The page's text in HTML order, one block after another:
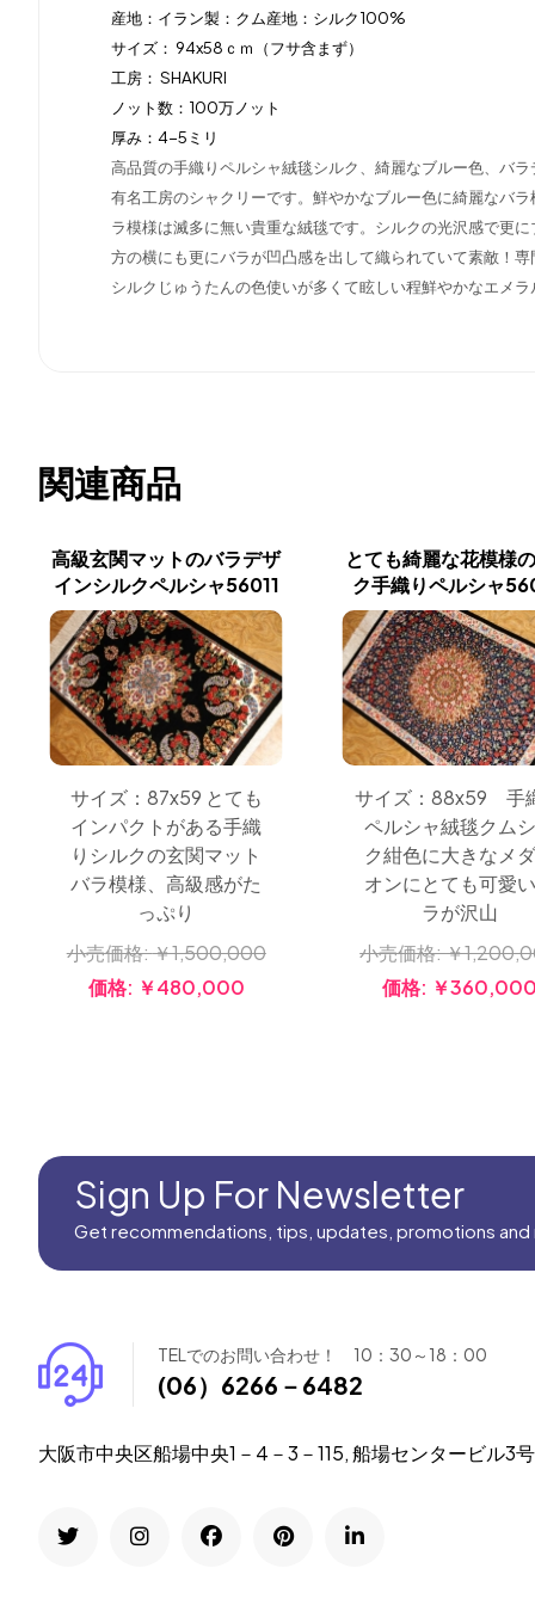
産地：イラン製：クム産地：シルク100%
サイズ： 94x58ｃｍ（フサ含まず）
工房： SHAKURI
ノット数：100万ノット
厚み：4-5ミリ
高品質の手織りペルシャ絨毯シルク、綺麗なブルー色、バ
有名工房のシャクリーです。鮮やかなブルー色に綺麗なバ
ラ模様は滅多に無い貴重な絨毯です。シルクの光沢感で更
方の横にも更にバラが凹凸感を出して織られていて素敵！
シルクじゅうたんの色使いが多くて眩しい程鮮やかなエメ
関連商品
高級玄関マットのバラデザ
インシルクペルシャ56011
サイズ：87x59 とても
インパクトがある手織
りシルクの玄関マット
バラ模様、高級感がた
っぷり
小売価格:￥1,500,000
価格: ￥480,000
とても綺麗な花模様
ク手織りペルシャ
サイズ：88x59 手
ペルシャ絨毯クム
ク紺色に大きなメ
オンにとても可愛
ラが沢山
小売価格:￥
価格: ￥
Sign Up For Newsletter
Get recommendations, tips, updates, promotions and
TELでのお問い合わせ！ 10：30～18：00
(06）6266－6482
大阪市中央区船場中央1－4－3－115, 船場センタービル3